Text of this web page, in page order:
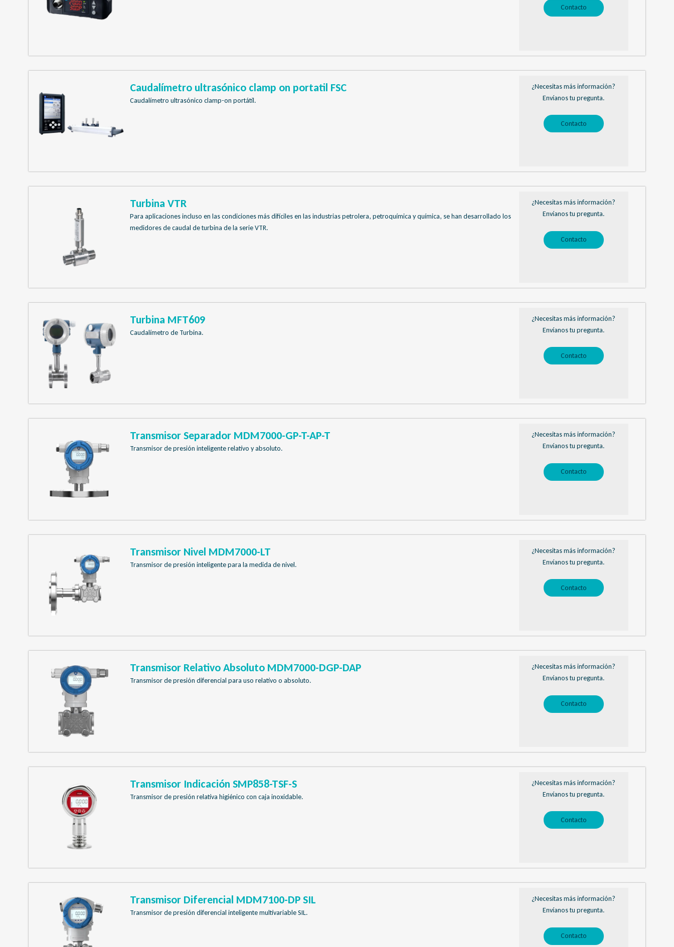
Contacto
Caudalímetro ultrasónico clamp on portatil FSC
Caudalímetro ultrasónico clamp-on portátil.
¿Necesitas más información?
Envíanos tu pregunta.
Contacto
Turbina VTR
Para aplicaciones incluso en las condiciones más difíciles en las industrias petrolera, petroquímica y química, se han desarrollado los
medidores de caudal de turbina de la serie VTR.
¿Necesitas más información?
Envíanos tu pregunta.
Contacto
Turbina MFT609
Caudalímetro de Turbina.
¿Necesitas más información?
Envíanos tu pregunta.
Contacto
Transmisor Separador MDM7000-GP-T-AP-T
Transmisor de presión inteligente relativo y absoluto.
¿Necesitas más información?
Envíanos tu pregunta.
Contacto
Transmisor Nivel MDM7000-LT
Transmisor de presión inteligente para la medida de nivel.
¿Necesitas más información?
Envíanos tu pregunta.
Contacto
Transmisor Relativo Absoluto MDM7000-DGP-DAP
Transmisor de presión diferencial para uso relativo o absoluto.
¿Necesitas más información?
Envíanos tu pregunta.
Contacto
Transmisor Indicación SMP858-TSF-S
Transmisor de presión relativa higiénico con caja inoxidable.
¿Necesitas más información?
Envíanos tu pregunta.
Contacto
Transmisor Diferencial MDM7100-DP SIL
Transmisor de presión diferencial inteligente multivariable SIL.
¿Necesitas más información?
Envíanos tu pregunta.
Contacto